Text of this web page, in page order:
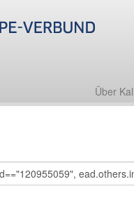
Über